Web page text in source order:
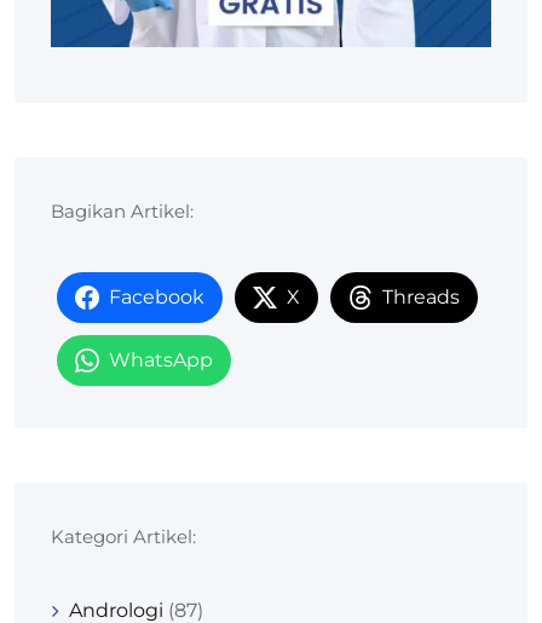
Bagikan Artikel:
Facebook X Threads
WhatsApp
Kategori Artikel:
Andrologi (87)